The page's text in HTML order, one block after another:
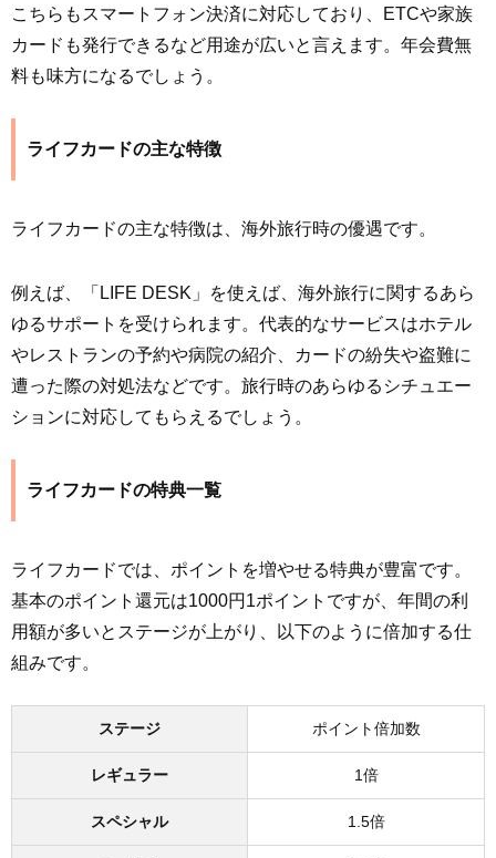
こちらもスマートフォン決済に対応しており、ETCや家族
カードも発行できるなど用途が広いと言えます。年会費無
料も味方になるでしょう。
ライフカードの主な特徴
ライフカードの主な特徴は、海外旅行時の優遇です。
例えば、「LIFE DESK」を使えば、海外旅行に関するあら
ゆるサポートを受けられます。代表的なサービスはホテル
やレストランの予約や病院の紹介、カードの紛失や盗難に
遭った際の対処法などです。旅行時のあらゆるシチュエー
ションに対応してもらえるでしょう。
ライフカードの特典一覧
ライフカードでは、ポイントを増やせる特典が豊富です。
基本のポイント還元は1000円1ポイントですが、年間の利
用額が多いとステージが上がり、以下のように倍加する仕
組みです。
ステージ ポイント倍加数
レギュラー 1倍
スペシャル 1.5倍